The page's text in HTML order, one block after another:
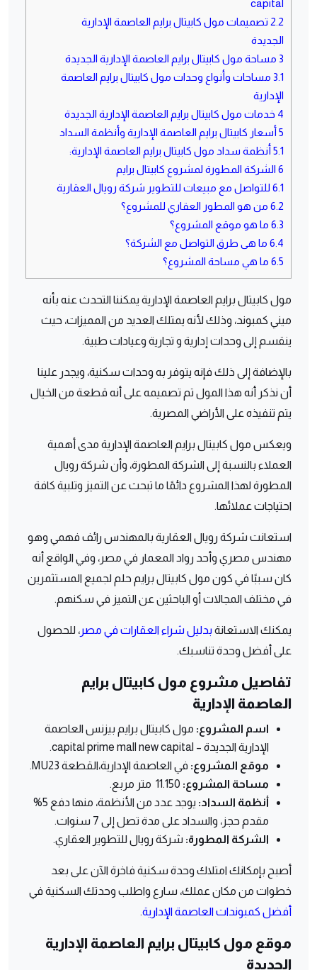
capital
2.2 تصميمات مول كابيتال برايم العاصمة الإدارية
الجديدة
3 مساحة مول كابيتال برايم العاصمة الإدارية الجديدة
3.1 مساحات وأنواع وحدات مول كابيتال برايم العاصمة
الإدارية
4 خدمات مول كابيتال برايم العاصمة الإدارية الجديدة
5 أسعار كابيتال برايم العاصمة الإدارية وأنظمة السداد
5.1 أنظمة سداد مول كابيتال برايم العاصمة الإدارية:
6 الشركة المطورة لمشروع كابيتال برايم
6.1 للتواصل مع مبيعات للتطوير شركة رويال العقارية
6.2 من هو المطور العقاري للمشروع؟
6.3 ما هو موقع المشروع؟
6.4 ما هى طرق التواصل مع الشركة؟
6.5 ما هي مساحة المشروع؟
مول كابيتال برايم العاصمة الإدارية يمكننا التحدث عنه بأنه
ميني كمبوند، وذلك لأنه يمتلك العديد من المميزات، حيث
ينقسم إلى وحدات إدارية و تجارية وعيادات طبية.
بالإضافة إلى ذلك فإنه يتوفر به وحدات سكنية، ويجدر علينا
أن نذكر أنه هذا المول تم تصميمه على أنه قطعة من الخيال
يتم تنفيذه على الأراضي المصرية.
ويعكس مول كابيتال برايم العاصمة الإدارية مدى أهمية
العملاء بالنسبة إلى الشركة المطورة، وأن شركة رويال
المطورة لهذا المشروع دائمًا ما تبحث عن التميز وتلبية كافة
احتياجات عملائها.
استعانت شركة رويال العقارية بالمهندس رائف فهمي وهو
مهندس مصري وأحد رواد المعمار في مصر، وفي الواقع أنه
كان سببًا في كون مول كابيتال برايم حلم لجميع المستثمرين
في مختلف المجالات أو الباحثين عن التميز في سكنهم.
يمكنك الاستعانة بدليل شراء العقارات في مصر، للحصول
على أفضل وحدة تناسبك.
تفاصيل مشروع مول كابيتال برايم
العاصمة الإدارية
اسم المشروع: مول كابيتال برايم بيزنس العاصمة
الإدارية الجديدة – capital prime mall new capital.
موقع المشروع: في العاصمة الإدارية،القطعة MU23.
مساحة المشروع:
أنظمة السداد:
يوجد عدد من الأنظمة، منها دفع 5%
مقدم حجز، والسداد على مدة تصل إلى 7 سنوات.
الشركة المطورة: شركة رويال للتطوير العقاري.
أصبح بإمكانك امتلاك وحدة سكنية فاخرة الآن على بعد
خطوات من مكان عملك، سارع واطلب وحدتك السكنية في
أفضل كمبوندات العاصمة الإدارية.
موقع مول كابيتال برايم العاصمة الإدارية
الجديدة